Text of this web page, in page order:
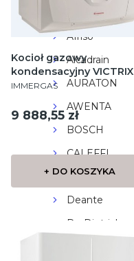
MARKI
Afriso
Alcadrain
AURATON
AWENTA
BOSCH
CALEFFI
Dafi
Deante
De Dietrich
Kocioł gazowy
kondensacyjny VICTRIX
ZEUS SUPERIOR 25
zasobnikiem ze stali
nierdzewnej o
PRODUCENT
IMMERGAS
Cena
9 888,55 zł
+ DO KOSZYKA